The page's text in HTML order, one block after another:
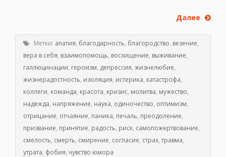
Далее
Метки: апатия, благодарность, благородство, везение,
вера в себя, взаимопомощь, восхищение, выживание,
галлюцинации, героизм, депрессия, жизнелюбие,
жизнерадостность, изоляция, истерика, катастрофа,
коллеги, команда, красота, кризис, молитва, мужество,
надежда, напряжение, наука, одиночество, оптимизм,
отрицание, отчаяние, паника, печаль, преодоление,
призвание, принятие, радость, риск, самопожертвование,
смелость, смерть, смирение, согласие, страх,травма,
утрата, фобия, чувство юмора